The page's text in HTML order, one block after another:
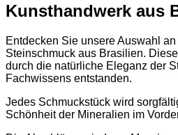
Kunsthandwerk aus
Entdecken Sie unsere Auswahl
Steinschmuck aus Brasilien.
durch die natürliche Eleganz der
Fachwissens entstanden.
Jedes Schmuckstück wird
Schönheit der Mineralien im